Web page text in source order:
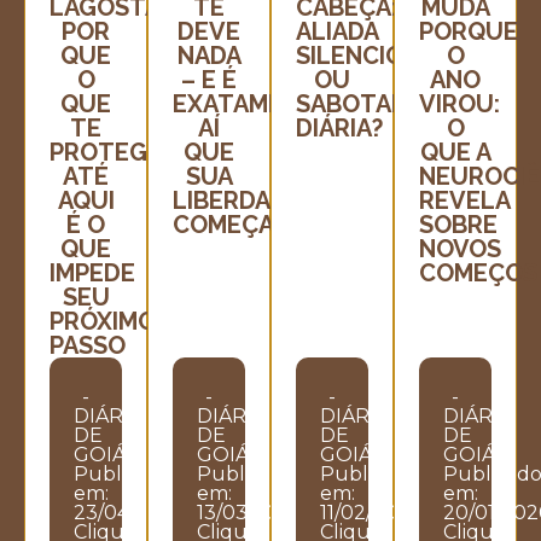
LAGOSTA:
POR
QUE
O
QUE
TE
PROTEGEU
ATÉ
AQUI
É O
QUE
IMPEDE
SEU
PRÓXIMO
PASSO
-
DIÁRIO
DE
GOIÁS
Publicado
em:
23/04/2026
Clique
TE
DEVE
NADA
– E É
EXATAMENTE
AÍ
QUE
SUA
LIBERDADE
COMEÇA
-
DIÁRIO
DE
GOIÁS
Publicado
em:
13/03/2026
Clique
CABEÇA:
ALIADA
SILENCIOSA
OU
SABOTADORA
DIÁRIA?
-
DIÁRIO
DE
GOIÁS
Publicado
em:
11/02/2026
Clique
MUDA
PORQUE
O
ANO
VIROU:
O
QUE A
REVELA
SOBRE
NOVOS
COMEÇOS
-
DIÁRIO
DE
GOIÁS
Publicado
em:
20/01/
Clique